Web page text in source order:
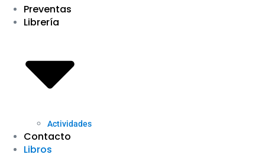
Preventas
Librería
Actividades
Contacto
Libros